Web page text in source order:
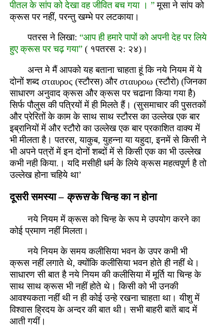
पीतल के सांप को देखा वह जीवित बच गया । ”मूसा ने सांप को
क्रूस पर नहीं, परन्तु खम्भे पर लटकाया।
पतरस ने लिखा: “आप ही हमारे पापों को अपनी देह पर लिये
हुए क्रूस पर चढ़ गया” ( १पतरस २: २४)।
अन्त मे मैं आपको यह बताना चाहता हूं कि नये नियम में ये
दोनों शब्द σταυρος (स्टौरस) और σταυροω (स्टौरो) (जिनका
साधारण अनुवाद क्रूस और क्रूस पर चढाना किया गया है)
सिर्फ पौलुस की पत्रियों में ही मिलते हैं। (सुसमाचार की पुसतकों
और प्रेरितों के काम के साथ साथ स्टौरस का उल्लेख एक बार
इब्रानियों में और स्टौरो का उल्लेख एक बार प्रकाशित वाक्य में
भी मीलता है। पतरस, याकुब, युहन्ना या यहुदा, इनमें से किसी ने
भी अपने पत्रों में इन दोनों शब्दों में से किसी एक का भी उल्लेख
कभी नही किया.। यदि मसीही धर्म के लिये क्रूस महत्वपूर्ण है तो
उल्लेख होना चहिये था’
दूसरी समस्या – क्रूसके चिन्ह का न होना
नये नियम में क्रूस को चिन्ह के रूप मे उपयोग करने का
कोई प्रमाण नहीं मिलता।
नये नियम के समय कलीसिया भवन के उपर कभी भी
क्रूस नहीं लगाते थे, क्योंकि कलीसिया भवन होते ही नहीं थे।
साधारण सी बात है नये नियम की कलीसिया में मूर्ति या चिन्ह के
साथ साथ क्रूस भी नहीं होते थे। किसी को भी उनकी
आवश्यकता नहीं थी न ही कोई उन्हे रखना चाहता था। यीशु में
विश्वास ह्रिदय के अन्दर की बात थी। सभी बाहरी बातें बाद में
आती गयीं।